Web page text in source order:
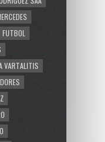
FUTBOL
VARTALITIS